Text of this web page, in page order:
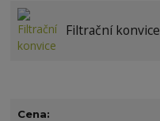
Filtrační konvice
Cena: